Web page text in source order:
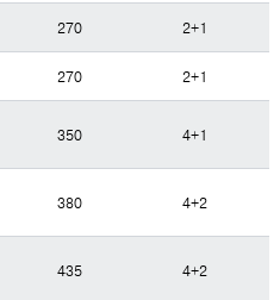
270 2+1
270 2+1
350 4+1
380 4+2
435 4+2